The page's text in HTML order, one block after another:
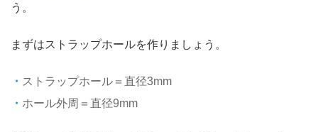
う。
まずはストラップホールを作りましょう。
ストラップホール＝直径3mm
ホール外周＝直径9mm